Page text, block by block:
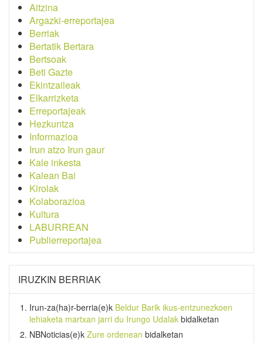
Aitzina
Argazki-erreportajea
Berriak
Bertatik Bertara
Bertsoak
Beti Gazte
Ekintzaileak
Elkarrizketa
Erreportajeak
Hezkuntza
Informazioa
Irun atzo Irun gaur
Kale inkesta
Kalean Bai
Kirolak
Kolaborazioa
Kultura
LABURREAN
Publierreportajea
IRUZKIN BERRIAK
Irun-za(ha)r-berria(e)k Beldur Barik ikus-entzunezkoen
lehiaketa martxan jarri du Irungo Udalak bidalketan
NBNoticias(e)k Zure ordenean bidalketan